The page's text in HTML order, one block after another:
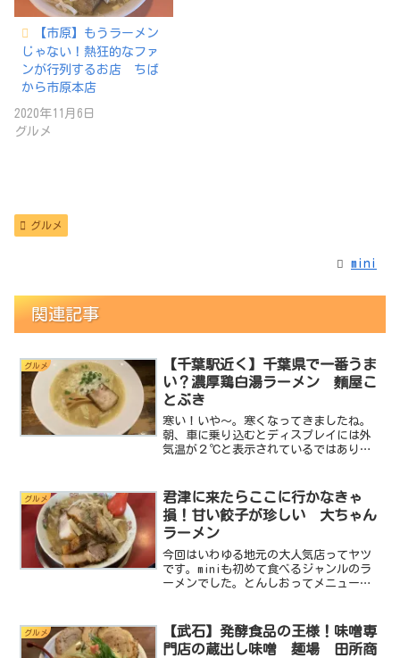
【市原】もうラーメン
じゃない！熱狂的なファ
ンが行列するお店 ちば
から市原本店
2020年11月6日
グルメ
グルメ
mini
関連記事
グルメ
【千葉駅近く】千葉県で一番うま
い？濃厚鶏白湯ラーメン 麵屋こ
とぶき
寒い！いや～。寒くなってきましたね。
朝、車に乗り込むとディスプレイには外
気温が２℃と表示されているではありま
高ですよね。千葉では田所商店と言う味
噌ラーメン専門店があるん...
グルメ
君津に来たらここに行かなきゃ
損！甘い餃子が珍しい 大ちゃん
ラーメン
今回はいわゆる地元の大人気店ってヤツ
です。miniも初めて食べるジャンルのラ
ーメンでした。とんしおってメニューだ
ラーメン？って感じの濃厚さでちょっと
異次元のラーメンでし...
グルメ
【武石】発酵食品の王様！味噌専
門店の蔵出し味噌 麺場 田所商